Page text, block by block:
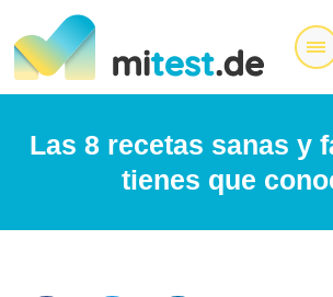
Las 8 recetas sanas y
tienes que